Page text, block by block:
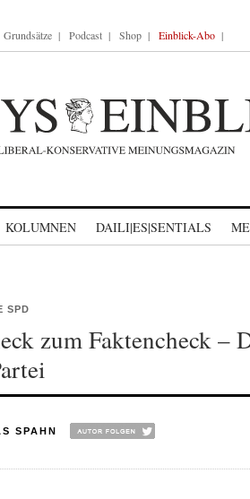
Grundsätze Podcast Shop Einblick-Abo
KOLUMNEN DAILI|ES|SENTIALS
SPD
zum Faktencheck –
SPAHN